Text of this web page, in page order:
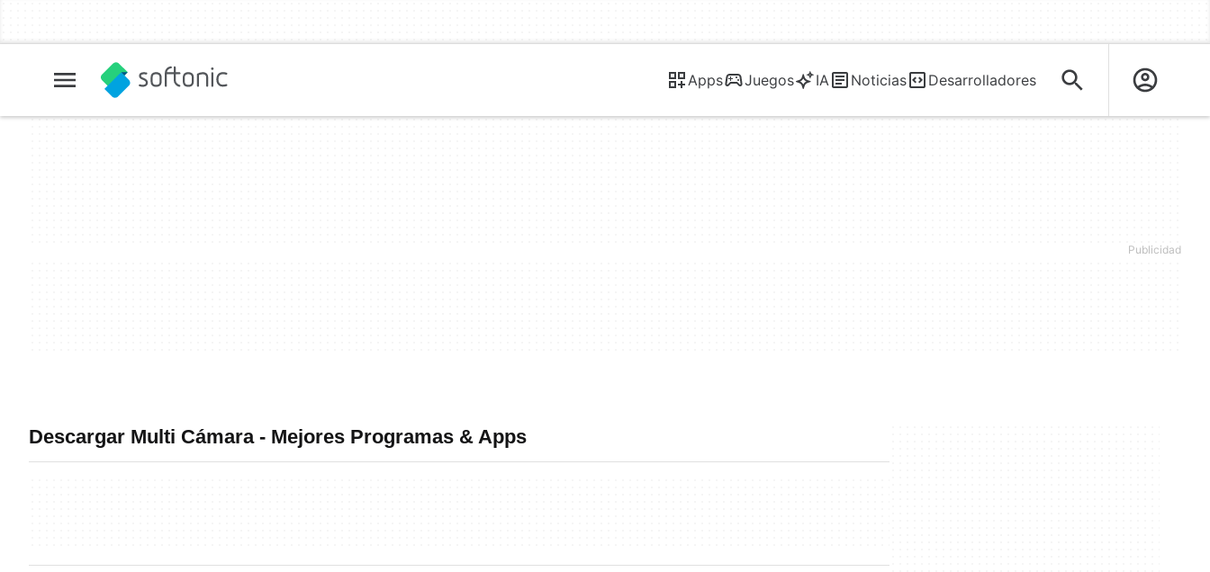
Apps Juegos IA Noticias Desarrolladores
Descargar Multi Cámara - Mejores Programas & Apps